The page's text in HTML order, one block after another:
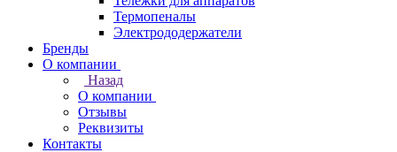
Термопеналы
Электрододержатели
Бренды
О компании
Назад
О компании
Отзывы
Реквизиты
Контакты